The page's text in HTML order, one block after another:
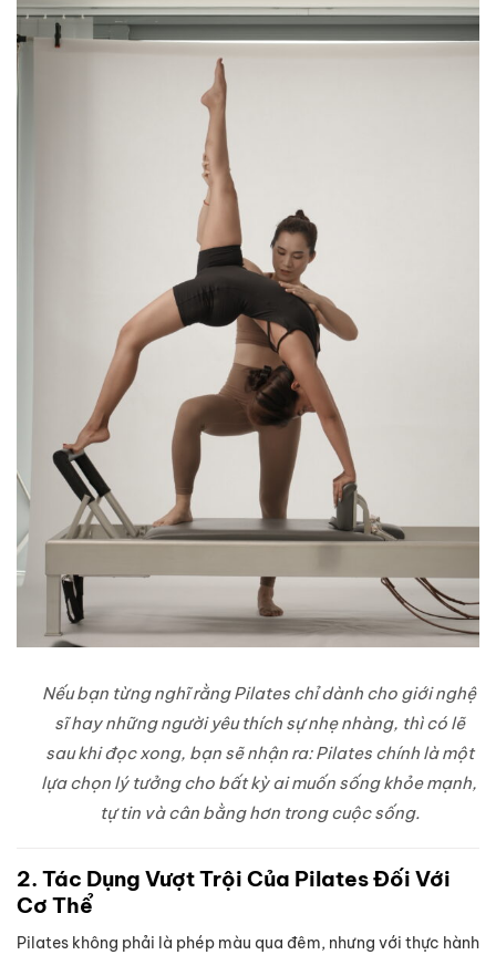
Nếu bạn từng nghĩ rằng Pilates chỉ dành cho giới nghệ
sĩ hay những người yêu thích sự nhẹ nhàng, thì có lẽ
sau khi đọc xong, bạn sẽ nhận ra: Pilates chính là một
lựa chọn lý tưởng cho bất kỳ ai muốn sống khỏe mạnh,
tự tin và cân bằng hơn trong cuộc sống.
2. Tác Dụng Vượt Trội Của Pilates Đối Với
Cơ Thể
Pilates không phải là phép màu qua đêm, nhưng với thực hành